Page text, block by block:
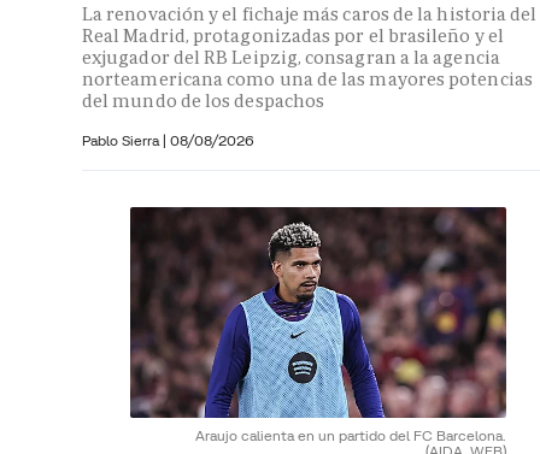
La renovación y el fichaje más caros de la historia del
Real Madrid, protagonizadas por el brasileño y el
exjugador del RB Leipzig, consagran a la agencia
norteamericana como una de las mayores potencias
del mundo de los despachos
Pablo Sierra | 08/08/2026
Araujo calienta en un partido del FC Barcelona.